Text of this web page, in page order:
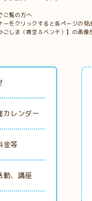
ご覧の方へ
ーをクリックすると各ページの見
ごしま（青空＆ベンチ）】の画像
カレンダー
金等
動、講座